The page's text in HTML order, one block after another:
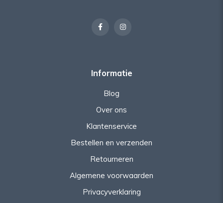
Informatie
Blog
Over ons
Klantenservice
Bestellen en verzenden
Retourneren
Algemene voorwaarden
Privacyverklaring